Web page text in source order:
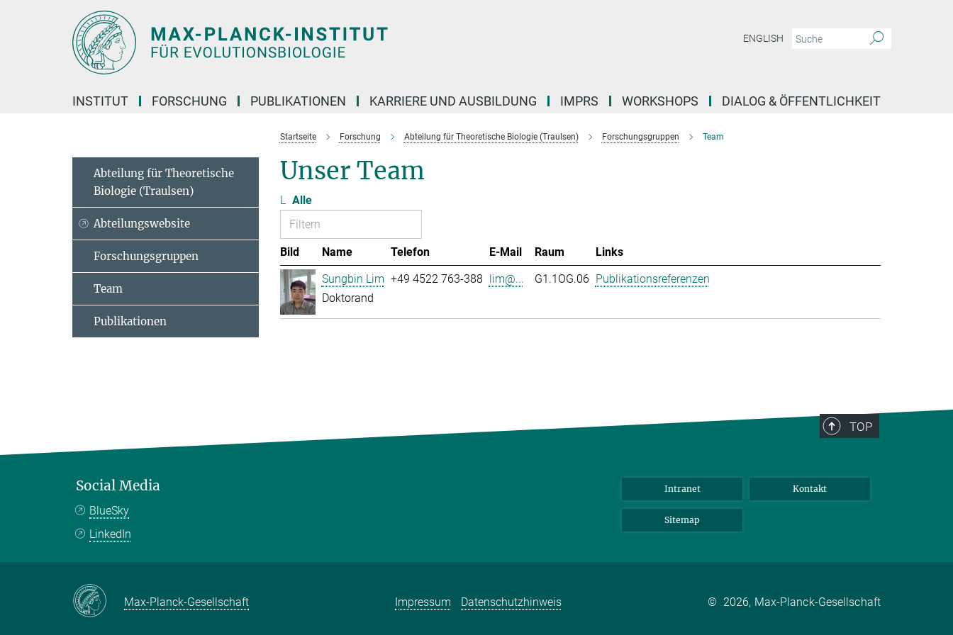
ENGLISH
INSTITUT FORSCHUNG PUBLIKATIONEN KARRIERE UND AUSBILDUNG IMPRS WORKSHOPS DIALOG & ÖFFENTLICHKEIT
Startseite Forschung Abteilung für Theoretische Biologie (Traulsen) Forschungsgruppen Team
Unser Team
L Alle
Bild Name Telefon E-Mail Raum
Links
Sungbin Lim
Doktorand
+49 4522 763-388 lim@... G1.1OG.06 Publikationsreferenzen
Abteilung für Theoretische
Biologie (Traulsen)
Abteilungswebsite
Forschungsgruppen
Team
Publikationen
TOP
Social Media
BlueSky
LinkedIn
Intranet Kontakt
Sitemap
Max-Planck-Gesellschaft Impressum Datenschutzhinweis © 2026, Max-Planck-Gesellschaft